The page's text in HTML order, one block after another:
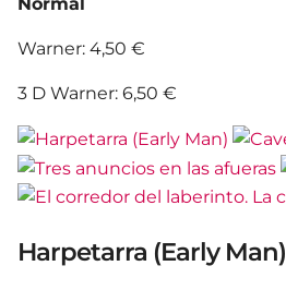
Warner: 4,50 €
3 D Warner: 6,50 €
Harpetarra (Early Man)